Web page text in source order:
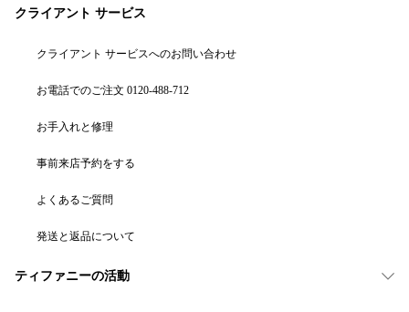
クライアント サービス
クライアント サービスへのお問い合わせ
お電話でのご注文 0120-488-712
お手入れと修理
事前来店予約をする
よくあるご質問
発送と返品について
ティファニーの活動